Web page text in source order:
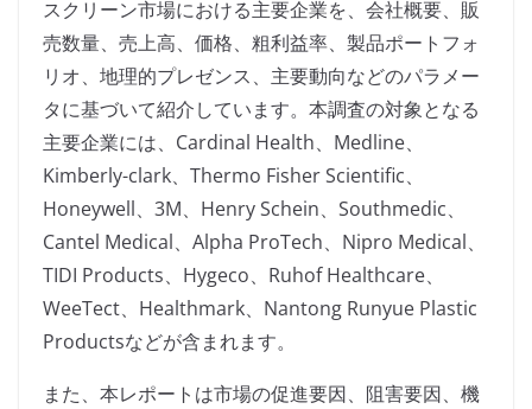
スクリーン市場における主要企業を、会社概要、販
売数量、売上高、価格、粗利益率、製品ポートフォ
リオ、地理的プレゼンス、主要動向などのパラメー
タに基づいて紹介しています。本調査の対象となる
主要企業には、Cardinal Health、Medline、
Kimberly-clark、Thermo Fisher Scientific、
Honeywell、3M、Henry Schein、Southmedic、
Cantel Medical、Alpha ProTech、Nipro Medical、
TIDI Products、Hygeco、Ruhof Healthcare、
WeeTect、Healthmark、Nantong Runyue Plastic
Productsなどが含まれます。
また、本レポートは市場の促進要因、阻害要因、機